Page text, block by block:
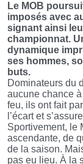
Le MOB
imposés avec
signant ainsi
championnat.
dynamique
ses hommes,
buts.
Dominateurs du
aucune chance
feu, ils ont fait
l’écart et
Sportivement, le
ascendante, de
de la saison.
pas eu lieu. À la